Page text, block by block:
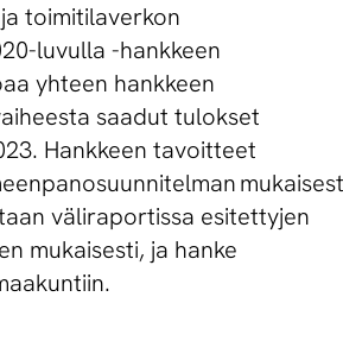
toimitilaverkon
luvulla -hankkeen
yhteen hankkeen
saadut tulokset
Hankkeen tavoitteet
väliraportissa esitettyjen
mukaisesti, ja hanke